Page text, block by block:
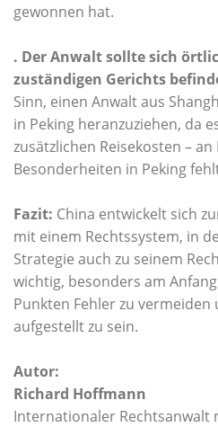
gewonnen hat.
. Der Anwalt sollte sich
zuständigen Gerichts
Sinn, einen Anwalt aus
in Peking heranzuziehen, da
zusätzlichen Reisekosten –
Besonderheiten in Peking
Fazit: China entwickelt sich
mit einem Rechtssystem, in
Strategie auch zu seinem
wichtig, besonders am
Punkten Fehler zu
aufgestellt zu sein.
Autor:
Richard Hoffmann
Internationaler Rechtsanwalt